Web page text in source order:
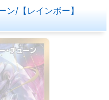
ン/【レインボー】